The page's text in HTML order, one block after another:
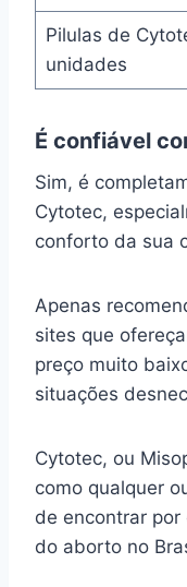
Pilulas de
unidades
É confiável
Sim, é
Cytotec,
conforto da sua
Apenas
sites que
preço muito
situações
Cytotec, ou
como qualquer
de encontrar
do aborto no